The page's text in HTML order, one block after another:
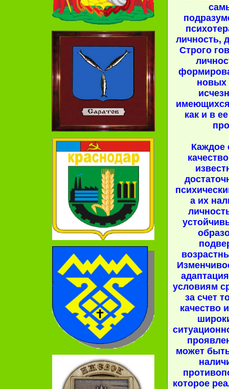
личность,
Строго
новых
как и в
Каждое
а их
условиям
за счет
качество
может
которое